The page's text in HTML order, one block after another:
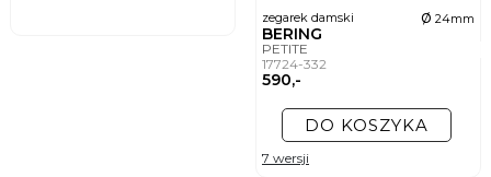
zegarek damski ø 24mm
BERING
PETITE
17724-332
590,-
DO KOSZYKA
7 wersji